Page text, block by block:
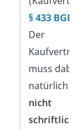
§ 433 BGB
Der
muss dabei
natürlich
nicht
schriftlich